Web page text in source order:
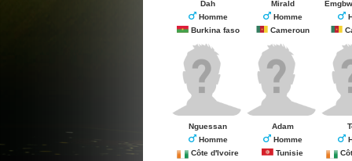
Dah
Homme
Burkina faso
Mirald
Homme
Cameroun
Nguessan
Homme
Côte d'Ivoire
Adam
Homme
Tunisie
Côte